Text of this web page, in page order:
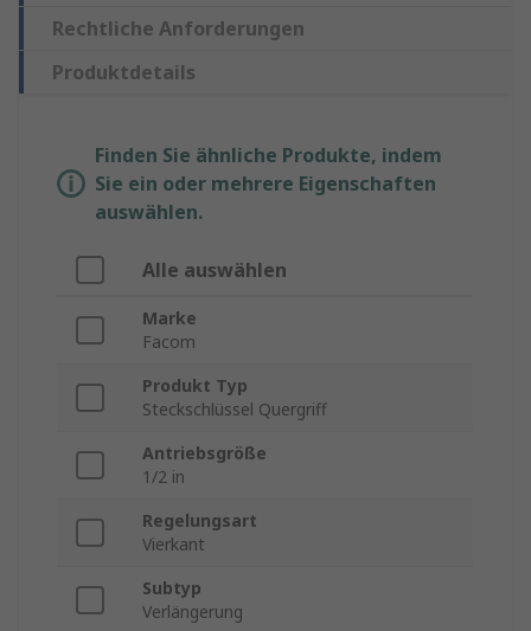
Rechtliche Anforderungen
Produktdetails
Finden Sie ähnliche Produkte, indem
Sie ein oder mehrere Eigenschaften
auswählen.
Alle auswählen
Marke
Facom
Produkt Typ
Steckschlüssel Quergriff
Antriebsgröße
1/2 in
Regelungsart
Vierkant
Subtyp
Verlängerung